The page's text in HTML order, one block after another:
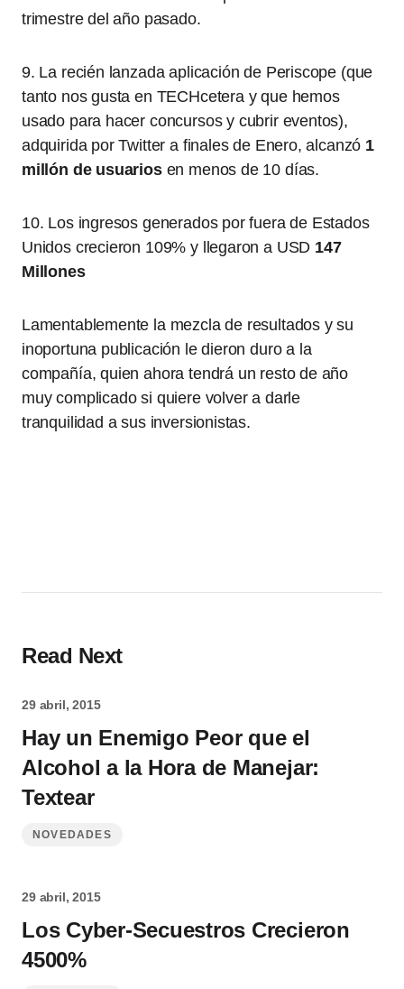
trimestre del año pasado.
9. La recién lanzada aplicación de Periscope (que
tanto nos gusta en TECHcetera y que hemos
usado para hacer concursos y cubrir eventos),
adquirida por Twitter a finales de Enero, alcanzó 1
millón de usuariosen menos de 10 días.
10. Los ingresos generados por fuera de Estados
Unidos crecieron 109% y llegaron a USD 147
Millones
Lamentablemente la mezcla de resultados y su
inoportuna publicación le dieron duro a la
compañía, quien ahora tendrá un resto de año
muy complicado si quiere volver a darle
tranquilidad a sus inversionistas.
Read Next
29 abril, 2015
Hay un Enemigo Peor que el
Alcohol a la Hora de Manejar:
Textear
NOVEDADES
29 abril, 2015
Los Cyber-Secuestros Crecieron
4500%